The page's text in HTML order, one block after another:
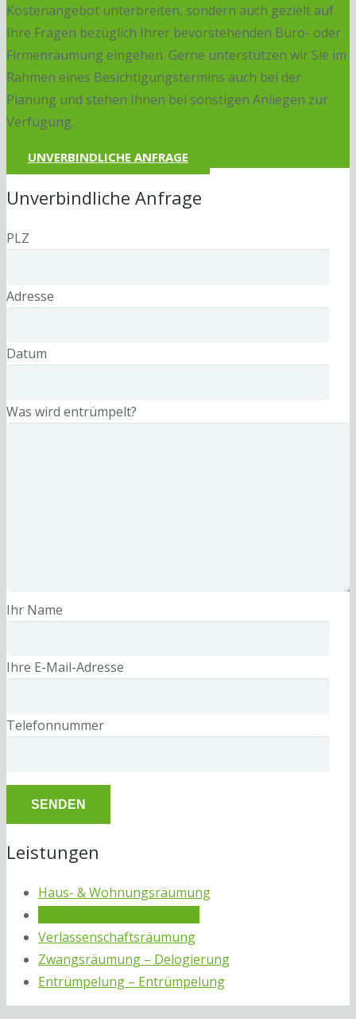
Kostenangebot unterbreiten, sondern auch gezielt auf
Ihre Fragen bezüglich Ihrer bevorstehenden Büro- oder
Firmenräumung eingehen. Gerne unterstützen wir Sie im
Rahmen eines Besichtigungstermins auch bei der
Planung und stehen Ihnen bei sonstigen Anliegen zur
Verfügung.
UNVERBINDLICHE ANFRAGE
Unverbindliche Anfrage
PLZ
Adresse
Datum
Was wird entrümpelt?
Ihr Name
Ihre E-Mail-Adresse
Telefonnummer
Leistungen
Haus- & Wohnungsräumung
Verlassenschaftsräumung
Zwangsräumung – Delogierung
Entrümpelung – Entrümpelung